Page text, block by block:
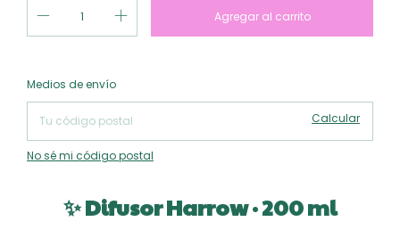
Entregas para el CP:
Medios de envío
Calcular
No sé mi código postal
✨ Difusor Harrow · 200 ml